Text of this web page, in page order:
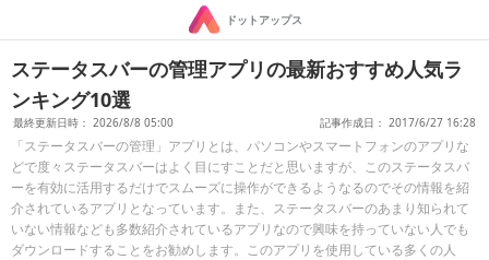
ドットアップス
ステータスバーの管理アプリの最新おすすめ人気ラ
ンキング10選
最終更新日時： 2026/8/8 05:00 記事作成日： 2017/6/27 16:28
「ステータスバーの管理」アプリとは、パソコンやスマートフォンのアプリな
どで度々ステータスバーはよく目にすことだと思いますが、このステータスバ
ーを有効に活用するだけでスムーズに操作ができるようなるのでその情報を紹
介されているアプリとなっています。また、ステータスバーのあまり知られて
いない情報なども多数紹介されているアプリなので興味を持っていない人でも
ダウンロードすることをお勧めします。このアプリを使用している多くの人